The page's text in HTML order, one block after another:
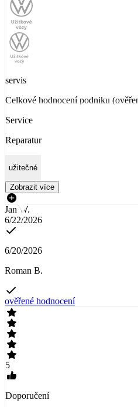
servis
Celkové hodnocení podniku
Service
Reparatur
užitečné
Zobrazit více
Jan W.
6/22/2026
6/20/2026
Roman B.
ověřené hodnocení
5
Doporučení